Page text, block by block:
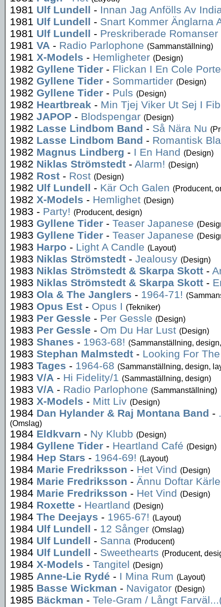
1981 Ulf Lundell - Innan Jag Anfölls Av
1981 Ulf Lundell - Snart Kommer Änglarna
1981 Ulf Lundell - Preskriberade Romanser
1981 VA - Radio Parlophone (Sammanställning)
1981 X-Models - Hemligheter (Design)
1982 Gyllene Tider - Flickan I En Cole
1982 Gyllene Tider - Sommartider (Design)
1982 Gyllene Tider - Puls (Design)
1982 Heartbreak - Min Tjej Viker Ut Sej I
1982 JAPOP - Blodspengar (Design)
1982 Lasse Lindbom Band - Så Nära Nu
1982 Lasse Lindbom Band - Romantisk
1982 Magnus Lindberg - I En Hand (Design)
1982 Niklas Strömstedt - Alarm! (Design)
1982 Rost - Rost (Design)
1982 Ulf Lundell - Kär Och Galen (Producent,
1982 X-Models - Hemlighet (Design)
1983 - Party! (Producent, design)
1983 Gyllene Tider - Teaser Japanese
1983 Gyllene Tider - Teaser Japanese
1983 Harpo - Light A Candle (Layout)
1983 Niklas Strömstedt - Jealousy (Design)
1983 Niklas Strömstedt & Skarpa Skott -
1983 Niklas Strömstedt & Skarpa Skott -
1983 Ola & The Janglers - 1964-71!
1983 Opus Est - Opus I (Tekniker)
1983 Per Gessle - Per Gessle (Design)
1983 Per Gessle - Om Du Har Lust (Design)
1983 Shanes - 1963-68! (Sammanställning,
1983 Stephan Malmstedt - Looking For
1983 Tages - 1964-68 (Sammanställning, design,
1983 V/A - Hi Fidelity/1 (Sammaställning, design)
1983 V/A - Radio Parlophone (Sammanställning)
1983 X-Models - Mitt Liv (Design)
1984 Dan Hylander & Raj Montana Band -
(Omslag)
1984 Eldkvarn - Ny Klubb (Design)
1984 Gyllene Tider - Heartland Café (Design)
1984 Hep Stars - 1964-69! (Layout)
1984 Marie Fredriksson - Het Vind (Design)
1984 Marie Fredriksson - Ännu Doftar
1984 Marie Fredriksson - Het Vind (Design)
1984 Roxette - Heartland (Design)
1984 The Deejays - 1965-67! (Layout)
1984 Ulf Lundell - 12 Sånger (Omslag)
1984 Ulf Lundell - Sanna (Producent)
1984 Ulf Lundell - Sweethearts (Producent,
1984 X-Models - Tangitel (Design)
1985 Anne-Lie Rydé - I Mina Rum (Layout)
1985 Basse Wickman - Navigator (Design)
1985 Bäckman - Tele-Gram / Långt